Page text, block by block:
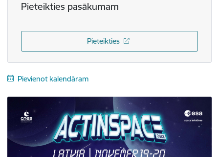
Pieteikties pasākumam
Pieteikties
Pievienot kalendāram